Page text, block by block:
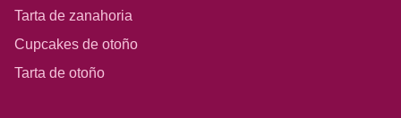
Tarta de zanahoria
Cupcakes de otoño
Tarta de otoño